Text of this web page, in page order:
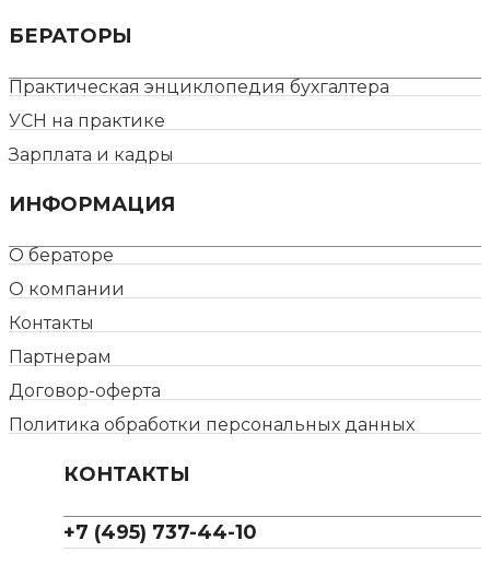
БЕРАТОРЫ
Практическая энциклопедия бухгалтера
УСН на практике
Зарплата и кадры
ИНФОРМАЦИЯ
О бераторе
О компании
Контакты
Партнерам
Договор-оферта
Политика обработки персональных данных
КОНТАКТЫ
+7 (495) 737-44-10